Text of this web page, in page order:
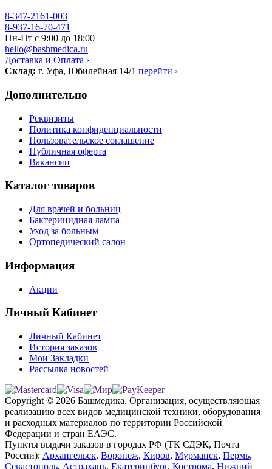
8-347-2161-003
8-937-16-70-471
Пн-Пт с 9:00 до 18:00
hello@bashmedica.ru
Доставка и Оплата ›
Склад: г. Уфа, Юбилейная 14/1 перейти ›
Дополнительно
Реквизиты
Политика конфиденциальности
Пользовательское соглашение
Публичная оферта
Вакансии
Каталог товаров
Для врачей и больниц
Бактерицидная лампа
Уход за больным
Ортопедический салон
Информация
Акции
Личный Кабинет
Личный Кабинет
История заказов
Мои Закладки
Рассылка новостей
Copyright © 2026 Башмедика. Организация, осуществляющая
реализацию всех видов медицинской техники, оборудования
и расходных материалов по территории Российской
Федерации и стран ЕАЭС.
Пункты выдачи заказов в городах РФ (ТК СДЭК, Почта
России): Архангельск, Воронеж, Киров, Мурманск, Пермь,
Севастополь, Астрахань, Екатеринбург, Кострома, Нижний